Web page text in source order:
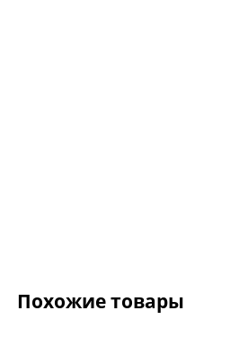
Похожие товары